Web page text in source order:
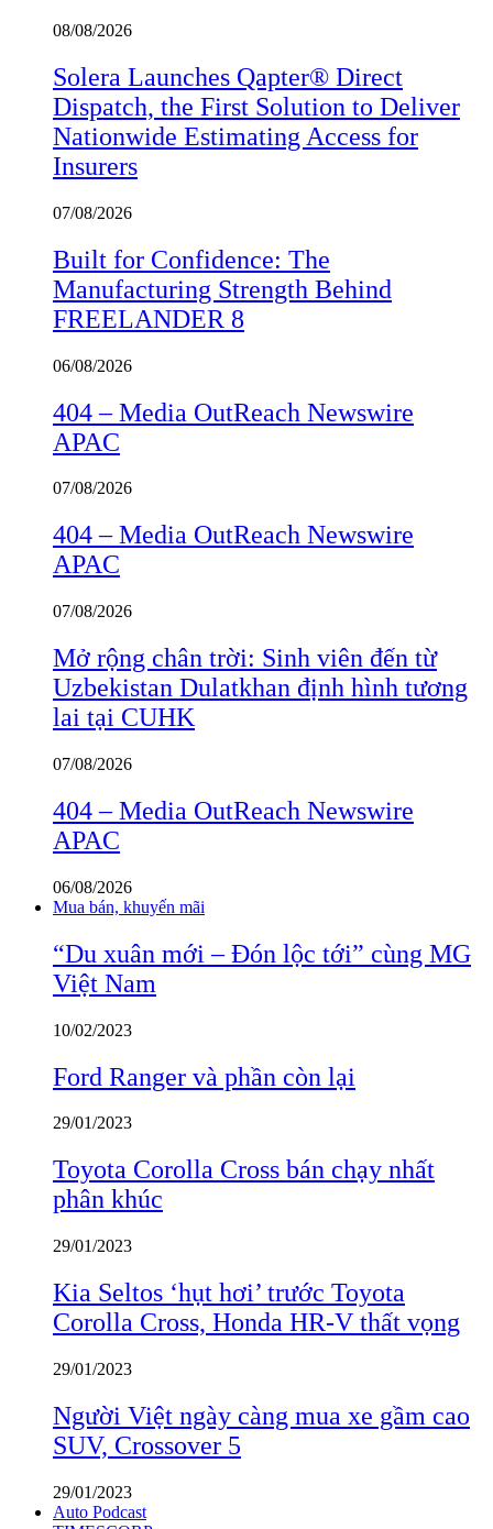
08/08/2026
Solera Launches Qapter® Direct
Dispatch, the First Solution to Deliver
Nationwide Estimating Access for
Insurers
07/08/2026
Built for Confidence: The
Manufacturing Strength Behind
FREELANDER 8
06/08/2026
404 – Media OutReach Newswire
APAC
07/08/2026
404 – Media OutReach Newswire
APAC
07/08/2026
Mở rộng chân trời: Sinh viên đến từ
Uzbekistan Dulatkhan định hình tương
lai tại CUHK
07/08/2026
404 – Media OutReach Newswire
APAC
06/08/2026
Mua bán, khuyến mãi
“Du xuân mới – Đón lộc tới” cùng MG
Việt Nam
10/02/2023
Ford Ranger và phần còn lại
29/01/2023
Toyota Corolla Cross bán chạy nhất
phân khúc
29/01/2023
Kia Seltos ‘hụt hơi’ trước Toyota
Corolla Cross, Honda HR-V thất vọng
29/01/2023
Người Việt ngày càng mua xe gầm cao
SUV, Crossover 5
29/01/2023
Auto Podcast